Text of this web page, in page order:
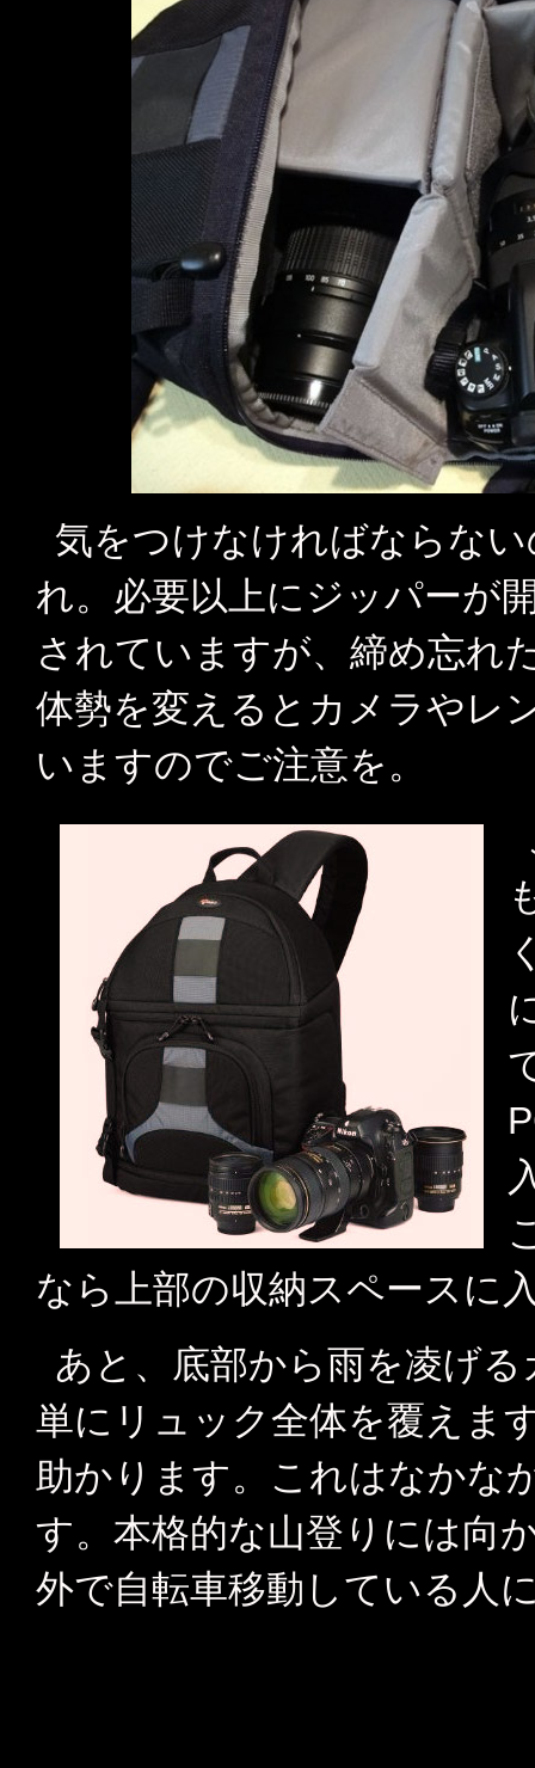
気をつけなければならな
れ。必要以上にジッパーが
されていますが、締め忘れ
体勢を変えるとカメラやレ
いますのでご注意を。
なら上部の収納スペースに
あと、底部から雨を凌げ
単にリュック全体を覆えま
助かります。これはなかな
す。本格的な山登りには向
外で自転車移動している人